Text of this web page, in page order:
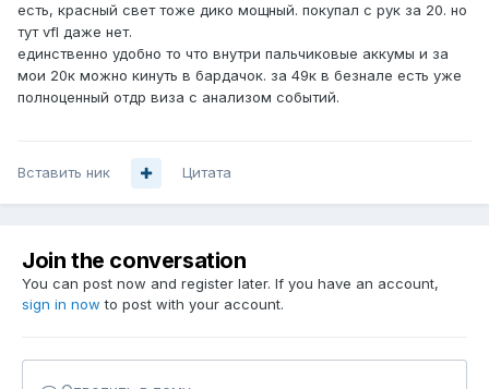
есть, красный свет тоже дико мощный. покупал с рук за 20. но
тут vfl даже нет.
единственно удобно то что внутри пальчиковые аккумы и за
мои 20к можно кинуть в бардачок. за 49к в безнале есть уже
полноценный отдр виза с анализом событий.
Вставить ник Цитата
Join the conversation
You can post now and register later. If you have an account,
sign in now to post with your account.